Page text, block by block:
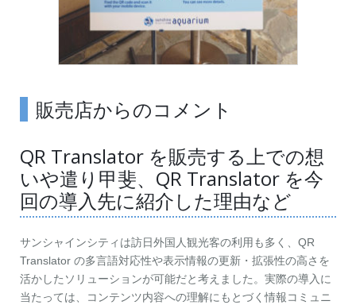
販売店からのコメント
QR Translator を販売する上での想
いや遣り甲斐、QR Translator を今
回の導入先に紹介した理由など
サンシャインシティは訪日外国人観光客の利用も多く、QR
Translator の多言語対応性や表示情報の更新・拡張性の高さを
活かしたソリューションが可能だと考えました。実際の導入に
当たっては、コンテンツ内容への理解にもとづく情報コミュニ